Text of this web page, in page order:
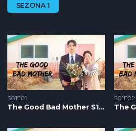
SEZONA 1
S01E01
The Good Bad Mother S1 – Epizoda 01
S01E02